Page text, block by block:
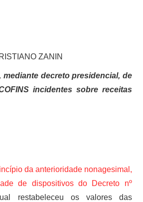
ZANIN
mediante decreto presidencial, de
incidentes sobre receitas
da anterioridade nonagesimal,
de dispositivos do
Decreto nº
restabeleceu os valores das